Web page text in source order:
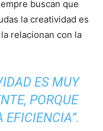
buscan que
la creatividad es
relacionan con la
ES MUY
PORQUE